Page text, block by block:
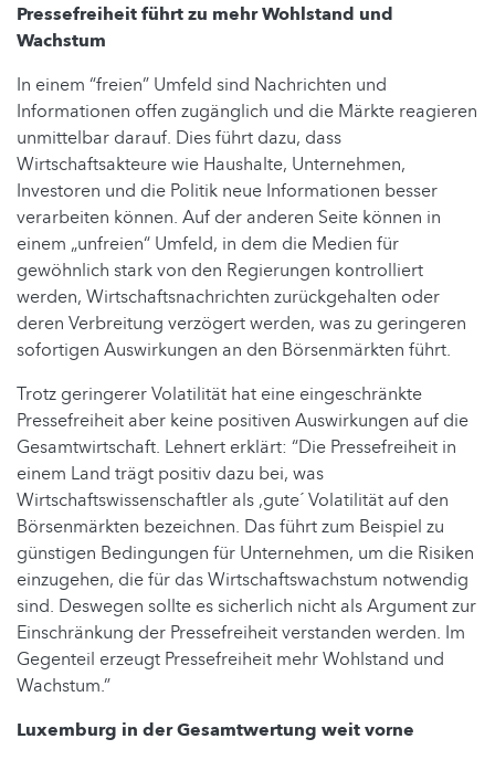
Pressefreiheit führt zu mehr Wohlstand und
Wachstum
In einem “freien” Umfeld sind Nachrichten und
Informationen offen zugänglich und die Märkte reagieren
unmittelbar darauf. Dies führt dazu, dass
Wirtschaftsakteure wie Haushalte, Unternehmen,
Investoren und die Politik neue Informationen besser
verarbeiten können. Auf der anderen Seite können in
einem „unfreien“ Umfeld, in dem die Medien für
gewöhnlich stark von den Regierungen kontrolliert
werden, Wirtschaftsnachrichten zurückgehalten oder
deren Verbreitung verzögert werden, was zu geringeren
sofortigen Auswirkungen an den Börsenmärkten führt.
Trotz geringerer Volatilität hat eine eingeschränkte
Pressefreiheit aber keine positiven Auswirkungen auf die
Gesamtwirtschaft. Lehnert erklärt: “Die Pressefreiheit in
einem Land trägt positiv dazu bei, was
Wirtschaftswissenschaftler als ,gute´ Volatilität auf den
Börsenmärkten bezeichnen. Das führt zum Beispiel zu
günstigen Bedingungen für Unternehmen, um die Risiken
einzugehen, die für das Wirtschaftswachstum notwendig
sind. Deswegen sollte es sicherlich nicht als Argument zur
Einschränkung der Pressefreiheit verstanden werden. Im
Gegenteil erzeugt Pressefreiheit mehr Wohlstand und
Wachstum.”
Luxemburg in der Gesamtwertung weit vorne